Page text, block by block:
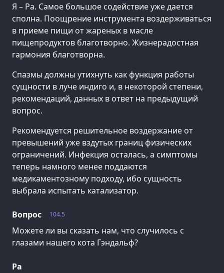
Я – Ра. Самое большое содействие уже дается
сполна. Поощрение инструмента воздерживаться
в приеме пищи от жареных в масле
пищепродуктов благотворно. Жизнерадостная
гармония благотворна.
Спазмы должны утихнуть как функция работы
сущности в луче индиго и, в некоторой степени,
рекомендаций, данных в ответ на предыдущий
вопрос.
Рекомендуется решительное воздержание от
превышений уже вздутых границ физических
ограничений. Инфекция осталась, а симптомы
теперь намного менее поддаются
медикаментозному подходу, ибо сущность
выбрала испытать катализатор.
104.5
Вопрос
Можете ли вы сказать нам, что случилось с
глазами нашего кота Гэндальф?
Ра